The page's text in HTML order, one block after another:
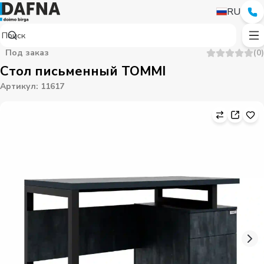
RU
Под заказ (0)
Стол письменный TOMMI
Артикул: 11617